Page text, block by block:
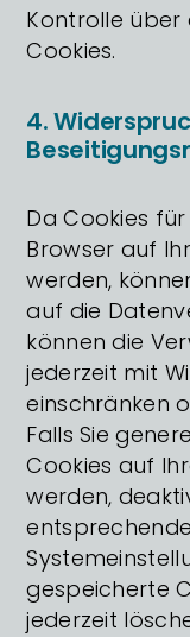
Kontrolle über
Cookies.
4.
Da Cookies
Browser auf
werden,
auf die
können die
jederzeit mit
einschränken
Falls Sie
Cookies auf
werden,
gespeicherte
jederzeit